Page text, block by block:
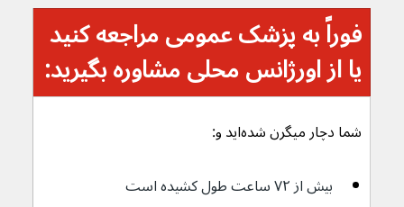
فوراً به پزشک عمومی مراجعه کنید
یا از اورژانس محلی مشاوره بگیرید:
شما دچار میگرن شده‌اید و:
بیش از ۷۲ ساعت طول کشیده است